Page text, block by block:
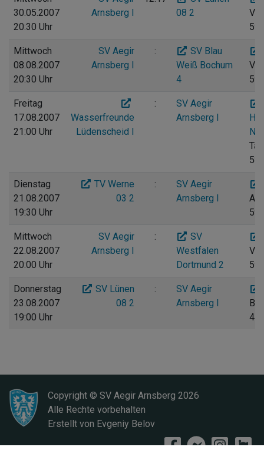
30.05.2007
20:30 Uhr
Arnsberg I
08 2
Mittwoch
08.08.2007
20:30 Uhr
SV Aegir
Arnsberg I
:
SV Blau
Weiß Bochum
4
Freitag
17.08.2007
21:00 Uhr
Wasserfreunde
Lüdenscheid I
:
SV Aegir
Arnsberg I
Dienstag
21.08.2007
19:30 Uhr
TV Werne
03 2
:
SV Aegir
Arnsberg I
Mittwoch
22.08.2007
20:00 Uhr
SV Aegir
Arnsberg I
:
SV
Westfalen
Dortmund 2
Donnerstag
23.08.2007
19:00 Uhr
SV Lünen
08 2
:
SV Aegir
Arnsberg I
Copyright © SV Aegir Arnsberg 2026
Alle Rechte vorbehalten
Erstellt von Evgeniy Belov